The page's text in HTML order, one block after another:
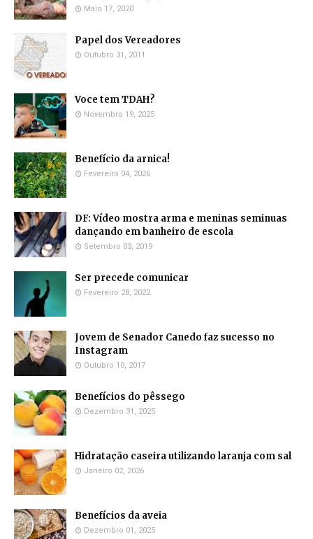
Maio 17, 2020
Papel dos Vereadores
Outubro 31, 2011
Voce tem TDAH?
Novembro 19, 2025
Benefício da arnica!
Fevereiro 04, 2026
DF: Vídeo mostra arma e meninas seminuas
dançando em banheiro de escola
Setembro 03, 2019
Ser precede comunicar
Fevereiro 28, 2022
Jovem de Senador Canedo faz sucesso no
Instagram
Outubro 10, 2017
Benefícios do pêssego
Dezembro 31, 2025
Hidratação caseira utilizando laranja com sal
Janeiro 02, 2026
Benefícios da aveia
Dezembro 01, 2025